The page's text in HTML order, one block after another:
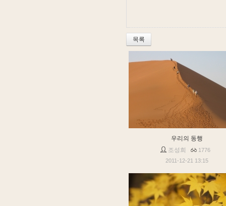
목록
우리의 동행
조성희
1776
2011-12-21 13:15